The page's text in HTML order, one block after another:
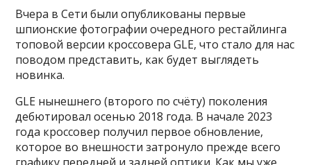
Вчера в Сети были опубликованы первые
шпионские фотографии очередного рестайлинга
топовой версии кроссовера GLE, что стало для нас
поводом представить, как будет выглядеть
новинка.
GLE нынешнего (второго по счёту) поколения
дебютировал осенью 2018 года. В начале 2023
года кроссовер получил первое обновление,
которое во внешности затронуло прежде всего